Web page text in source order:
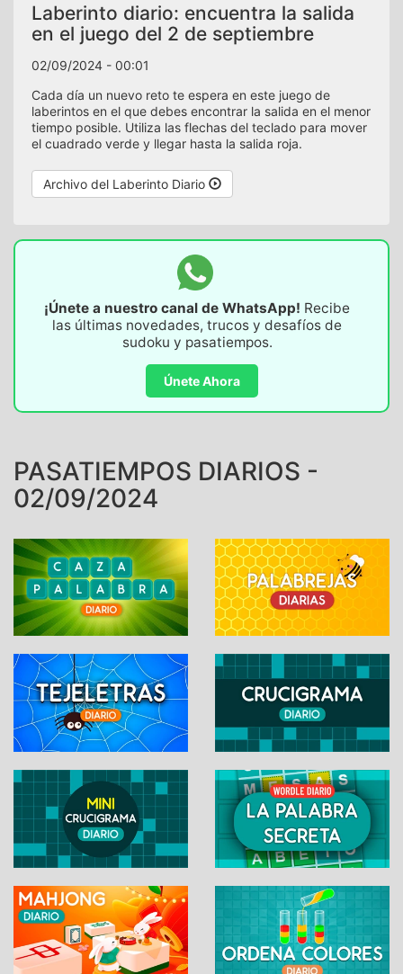
Laberinto diario: encuentra la salida
en el juego del 2 de septiembre
02/09/2024 - 00:01
Cada día un nuevo reto te espera en este juego de
laberintos en el que debes encontrar la salida en el menor
tiempo posible. Utiliza las flechas del teclado para mover
el cuadrado verde y llegar hasta la salida roja.
Archivo del Laberinto Diario
¡Únete a nuestro canal de WhatsApp! Recibe
las últimas novedades, trucos y desafíos de
sudoku y pasatiempos.
Únete Ahora
PASATIEMPOS DIARIOS -
02/09/2024